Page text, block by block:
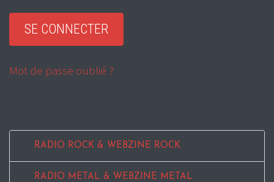
Mot de passe oublié ?
RADIO ROCK & WEBZINE ROCK
RADIO METAL & WEBZINE METAL